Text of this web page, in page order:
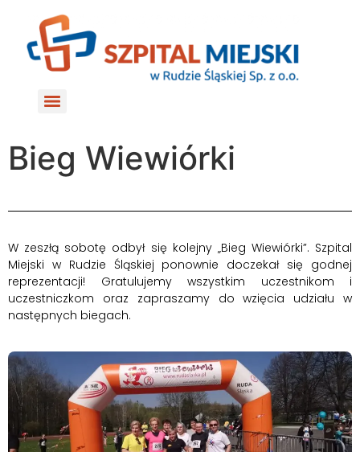
Bieg Wiewiórki
W zeszłą sobotę odbył się kolejny „Bieg Wiewiórki”. Szpital
Miejski w Rudzie Śląskiej ponownie doczekał się godnej
reprezentacji! Gratulujemy wszystkim uczestnikom i
uczestniczkom oraz zapraszamy do wzięcia udziału w
następnych biegach.